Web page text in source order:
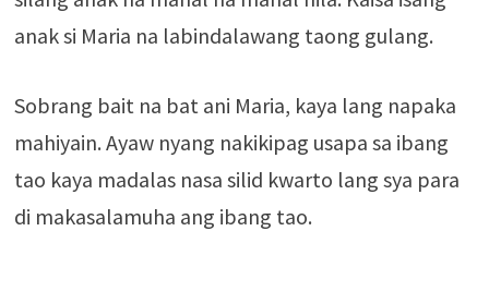
anak si Maria na labindalawang taong gulang.
Sobrang bait na bat ani Maria, kaya lang napaka
mahiyain. Ayaw nyang nakikipag usapa sa ibang
tao kaya madalas nasa silid kwarto lang sya para
di makasalamuha ang ibang tao.